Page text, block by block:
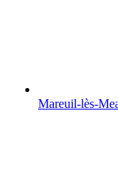
Mareuil-lès-